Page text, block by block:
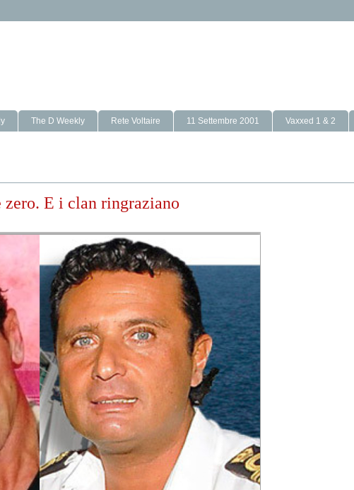
The D Weekly Rete Voltaire 11 Settembre 2001 Vaxxed 1 & 2
E i clan ringraziano